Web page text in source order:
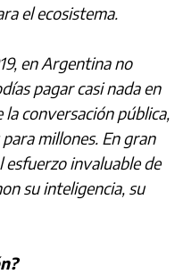
el ecosistema.
en Argentina no
pagar casi nada en
conversación pública,
millones. En gran
esfuerzo invaluable de
su inteligencia, su